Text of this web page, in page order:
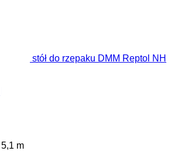
stół do rzepaku DMM Reptol NH
5,1 m